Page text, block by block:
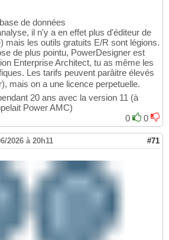
de données
il n'y a en effet plus d'éditeur de
mais les outils gratuits E/R sont légions.
de plus pointu, PowerDesigner est
Enterprise Architect, tu as même les
Les tarifs peuvent parâitre élevés
mais on a une licence perpetuelle.
20 ans avec la version 11 (à
Power AMC)
0
0
2026 à 20h11 #71